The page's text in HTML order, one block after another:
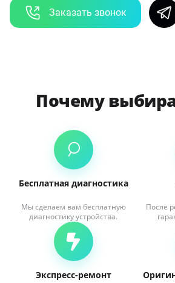
Заказать звонок
Почему
Бесплатная диагностика
Мы сделаем вам бесплатную
диагностику устройства.
После
Экспресс-ремонт